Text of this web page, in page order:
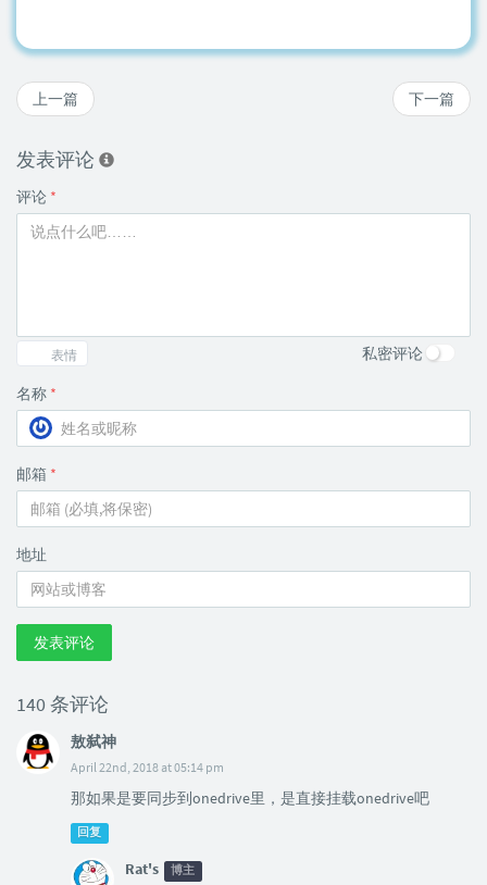
下一篇
上一篇
发表评论
评论 *
表情 私密评论
名称 *
邮箱 *
地址
发表评论
140 条评论
敖弑神
April 22nd, 2018 at 05:14 pm
那如果是要同步到onedrive里，是直接挂载onedrive吧
回复
Rat's 博主